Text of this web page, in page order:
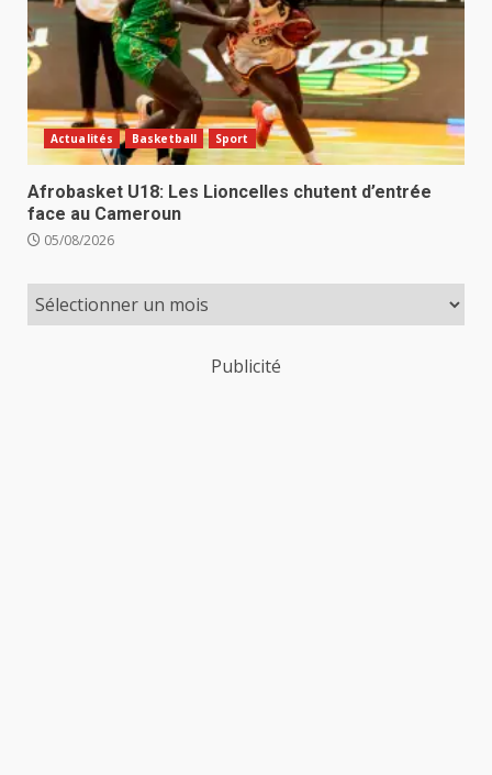
Actualités Basketball Sport
Afrobasket U18: Les Lioncelles chutent d’entrée
face au Cameroun
05/08/2026
Publicité